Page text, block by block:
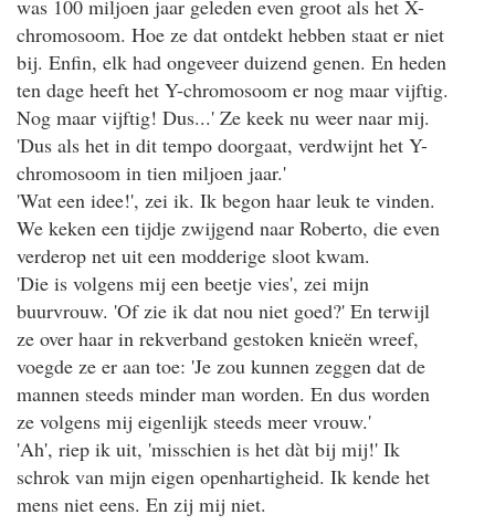
was 100 miljoen jaar geleden even groot als het X-
chromosoom. Hoe ze dat ontdekt hebben staat er niet
bij. Enfin, elk had ongeveer duizend genen. En heden
ten dage heeft het Y-chromosoom er nog maar vijftig.
Nog maar vijftig! Dus...' Ze keek nu weer naar mij.
'Dus als het in dit tempo doorgaat, verdwijnt het Y-
chromosoom in tien miljoen jaar.'
'Wat een idee!', zei ik. Ik begon haar leuk te vinden.
We keken een tijdje zwijgend naar Roberto, die even
verderop net uit een modderige sloot kwam.
'Die is volgens mij een beetje vies', zei mijn
buurvrouw. 'Of zie ik dat nou niet goed?' En terwijl
ze over haar in rekverband gestoken knieën wreef,
voegde ze er aan toe: 'Je zou kunnen zeggen dat de
mannen steeds minder man worden. En dus worden
ze volgens mij eigenlijk steeds meer vrouw.'
'Ah', riep ik uit, 'misschien is het dàt bij mij!' Ik
schrok van mijn eigen openhartigheid. Ik kende het
mens niet eens. En zij mij niet.